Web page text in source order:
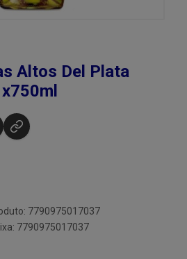
Altos Del Plata
7790975017037
7790975017037